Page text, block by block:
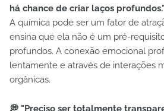
há chance de criar laços profundos."
A química pode ser um fator de
ensina que ela não é um pré-
profundos. A conexão emocional
lentamente e através de interações
orgânicas.
💭 "Preciso ser totalmente